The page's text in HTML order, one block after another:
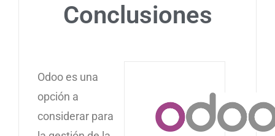
Conclusiones
Odoo es una
opción a
considerar para